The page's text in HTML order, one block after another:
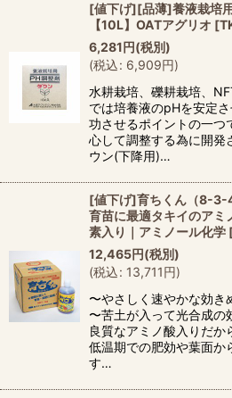
[値下げ][品薄]養液栽培
【10L】OATアグリオ [
6,281円(税別)
(税込: 6,909円)
水耕栽培、礫耕栽培、
では培養液のpHを安定
功させるポイントの一つ
心して調整する為に開発
ウン(下降用)…
[値下げ]育ちくん（8-
育苗に最適タキイのア
素入り｜アミノール化学
12,465円(税別)
(税込: 13,711円)
〜やさしく速やかな効き
〜苦土が入って光合成の
良質なアミノ酸入りだか
低温期での肥効や葉面か
す…